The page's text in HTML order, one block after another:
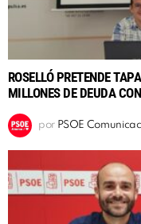
ROSELLÓ PRETENDE
MILLONES DE DEUDA
por PSOE